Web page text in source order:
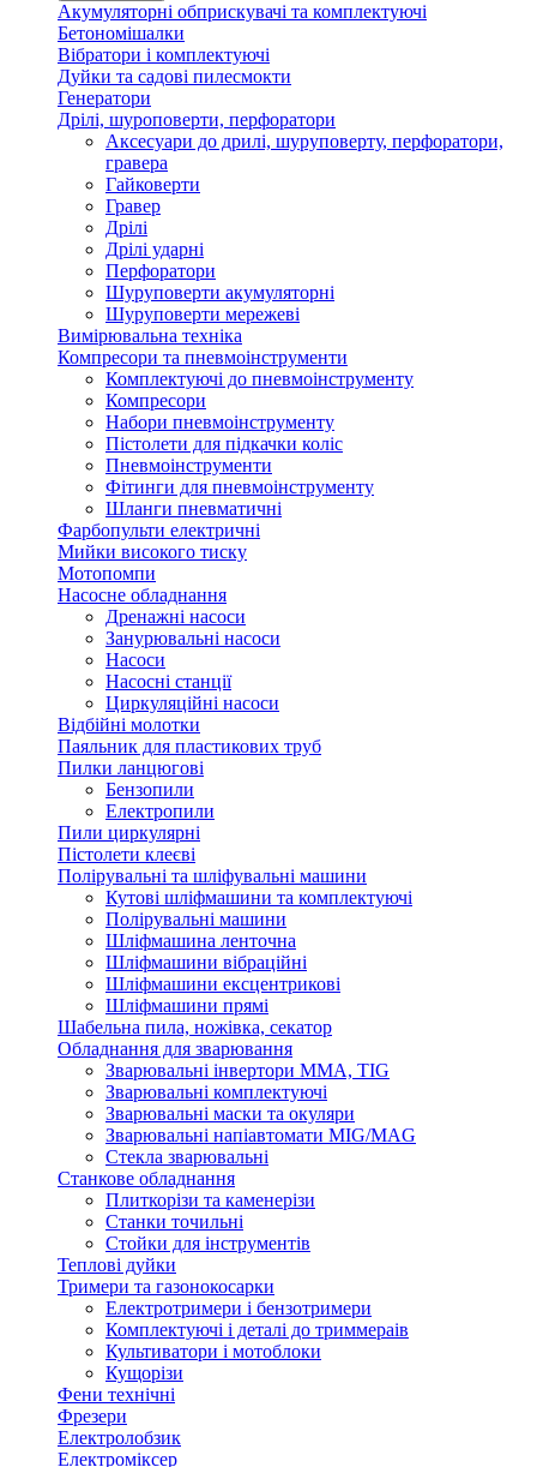
Акумуляторні обприскувачі та комплектуючі
Бетономішалки
Вібратори і комплектуючі
Дуйки та садові пилесмокти
Генератори
Дрілі, шуроповерти, перфоратори
Аксесуари до дрилі, шуруповерту, перфоратори,
гравера
Гайковерти
Гравер
Дрілі
Дрілі ударні
Перфоратори
Шуруповерти акумуляторні
Шуруповерти мережеві
Вимірювальна техніка
Компресори та пневмоінструменти
Комплектуючі до пневмоінструменту
Компресори
Набори пневмоінструменту
Пістолети для підкачки коліс
Пневмоінструменти
Фітинги для пневмоінструменту
Шланги пневматичні
Фарбопульти електричні
Мийки високого тиску
Мотопомпи
Насосне обладнання
Дренажні насоси
Занурювальні насоси
Насоси
Насосні станції
Циркуляційні насоси
Відбійні молотки
Паяльник для пластикових труб
Пилки ланцюгові
Бензопили
Електропили
Пили циркулярні
Пістолети клеєві
Полірувальні та шліфувальні машини
Кутові шліфмашини та комплектуючі
Полірувальні машини
Шліфмашина ленточна
Шліфмашини вібраційні
Шліфмашини ексцентрикові
Шліфмашини прямі
Шабельна пила, ножівка, секатор
Обладнання для зварювання
Зварювальні інвертори ММА, TIG
Зварювальні комплектуючі
Зварювальні маски та окуляри
Зварювальні напіавтомати MIG/MAG
Стекла зварювальні
Станкове обладнання
Плиткорізи та каменерізи
Станки точильні
Стойки для інструментів
Теплові дуйки
Тримери та газонокосарки
Електротримери і бензотримери
Комплектуючі і деталі до триммераів
Культиватори і мотоблоки
Кущорізи
Фени технічні
Фрезери
Електролобзик
Електроміксер